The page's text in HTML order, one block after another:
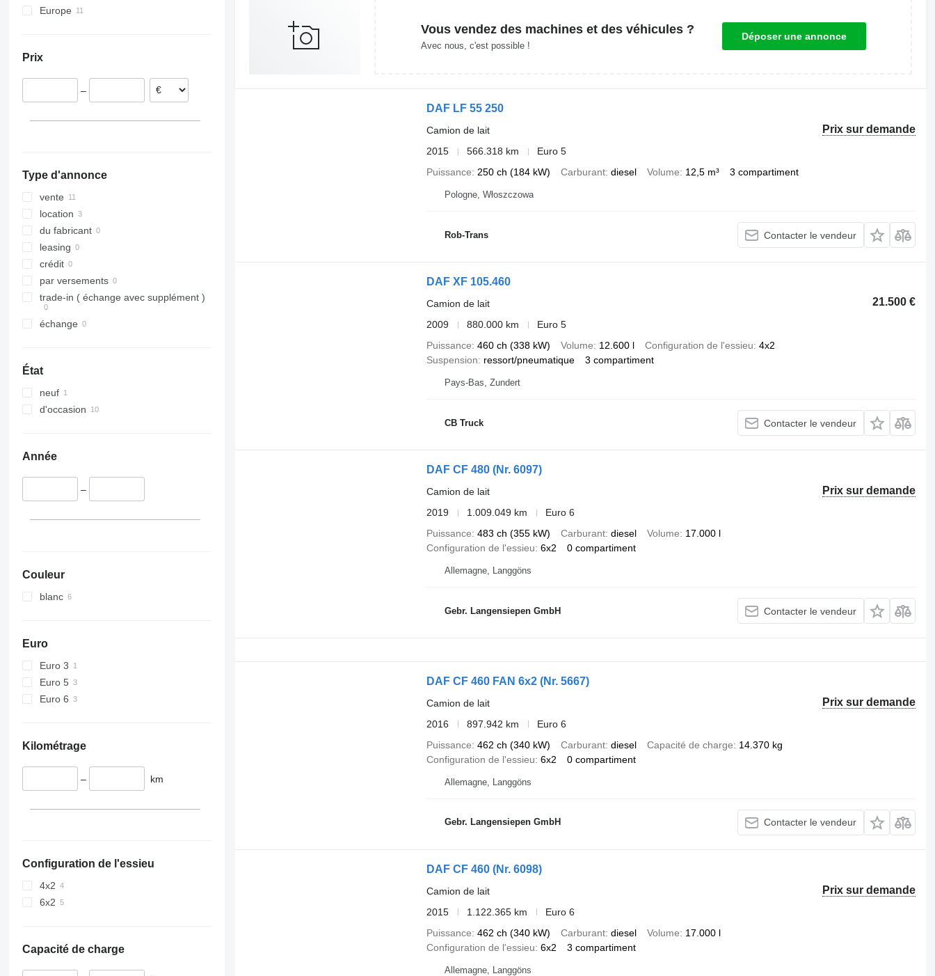
Europe
Espagne
Prix
–
Type d'annonce
vente
location
du fabricant
leasing
crédit
par versements
trade-in ( échange avec supplément )
échange
État
neuf
d'occasion
Année
–
Couleur
blanc
Euro
Euro 3
Euro 5
Euro 6
Kilométrage
– km
Configuration de l'essieu
4x2
6x2
Capacité de charge
Vous vendez des machines et des véhicules ?
Avec nous, c'est possible !
Déposer une annonce
DAF LF 55 250
Prix sur demande
Camion de lait
2015
566.318 km
Euro 5
Puissance
250 ch (184 kW) Carburant diesel Volume 12,5 m³ 3 compartiment
Pologne, Włoszczowa
Rob-Trans Contacter le vendeur
DAF XF 105.460
21.500 €
Camion de lait
2009
880.000 km
Euro 5
Puissance 460 ch (338 kW) Volume 12.600 l Configuration de l'essieu 4x2
Suspension
ressort/pneumatique 3 compartiment
Pays-Bas, Zundert
CB Truck Contacter le vendeur
DAF CF 480 (Nr. 6097)
Prix sur demande
Camion de lait
2019
1.009.049 km
Euro 6
Puissance 483 ch (355 kW) Carburant diesel Volume
17.000 l
Configuration de l'essieu 6x2 0 compartiment
Allemagne, Langgöns
Gebr. Langensiepen GmbH Contacter le vendeur
DAF CF 460 FAN 6x2 (Nr. 5667)
Prix sur demande
Camion de lait
2016
897.942 km
Euro 6
Puissance 462 ch (340 kW) Carburant diesel Capacité de charge
14.370 kg
Configuration de l'essieu 6x2 0 compartiment
Allemagne, Langgöns
Gebr. Langensiepen GmbH Contacter le vendeur
DAF CF 460 (Nr. 6098)
Prix sur demande
Camion de lait
2015
1.122.365 km
Euro 6
Puissance 462 ch (340 kW) Carburant diesel Volume
17.000 l
Configuration de l'essieu 6x2 3 compartiment
Allemagne, Langgöns